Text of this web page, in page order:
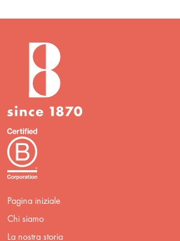
Pagina iniziale
Chi siamo
La nostra storia